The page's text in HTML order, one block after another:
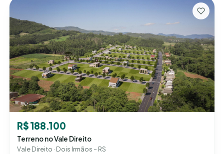
R$ 188.100
Terreno no Vale Direito
Vale Direito · Dois Irmãos – RS